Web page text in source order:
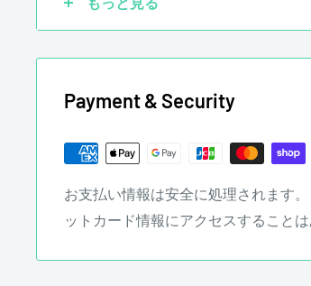
ピックアップを社外品に交換してい
ていても買取させていただきます。
☑ 傷あり
Payment & Security
お支払い情報は安全に処理されます
ットカード情報にアクセスすること